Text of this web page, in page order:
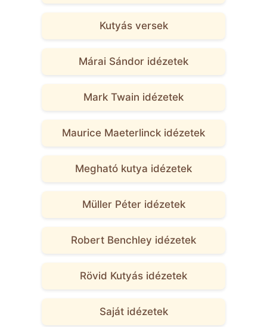
Kutyás versek
Márai Sándor idézetek
Mark Twain idézetek
Maurice Maeterlinck idézetek
Megható kutya idézetek
Müller Péter idézetek
Robert Benchley idézetek
Rövid Kutyás idézetek
Saját idézetek